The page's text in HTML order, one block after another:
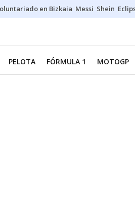
en Bizkaia Messi Shein
PELOTA FÓRMULA 1 MOTOGP